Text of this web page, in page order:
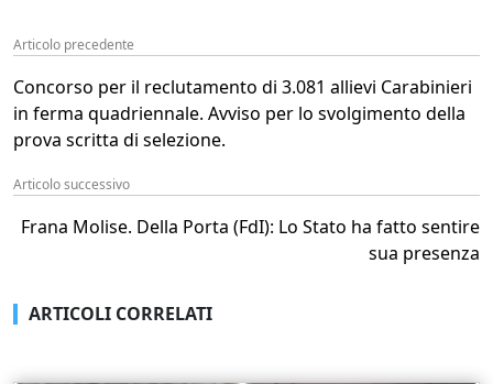
Articolo precedente
Concorso per il reclutamento di 3.081 allievi Carabinieri
in ferma quadriennale. Avviso per lo svolgimento della
prova scritta di selezione.
Articolo successivo
Frana Molise. Della Porta (FdI): Lo Stato ha fatto sentire
sua presenza
ARTICOLI CORRELATI